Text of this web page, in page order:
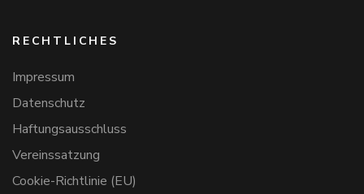
RECHTLICHES
Impressum
Datenschutz
Haftungsausschluss
Vereinssatzung
Cookie-Richtlinie (EU)